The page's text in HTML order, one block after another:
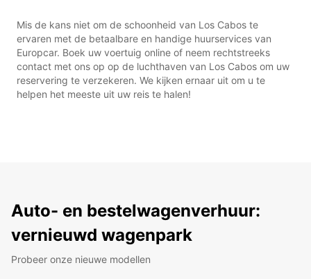
Mis de kans niet om de schoonheid van Los Cabos te
ervaren met de betaalbare en handige huurservices van
Europcar. Boek uw voertuig online of neem rechtstreeks
contact met ons op op de luchthaven van Los Cabos om uw
reservering te verzekeren. We kijken ernaar uit om u te
helpen het meeste uit uw reis te halen!
Auto- en bestelwagenverhuur:
vernieuwd wagenpark
Probeer onze nieuwe modellen